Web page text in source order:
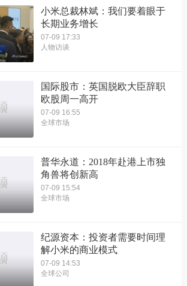
小米总裁林斌：我们要着眼于
长期业务增长
07-09 17:33
人物访谈
国际股市：英国脱欧大臣辞职
欧股周一高开
07-09 16:55
全球市场
普华永道：2018年赴港上市独
角兽将创新高
07-09 15:54
全球市场
纪源资本：投资者需要时间理
解小米的商业模式
07-09 14:53
全球公司